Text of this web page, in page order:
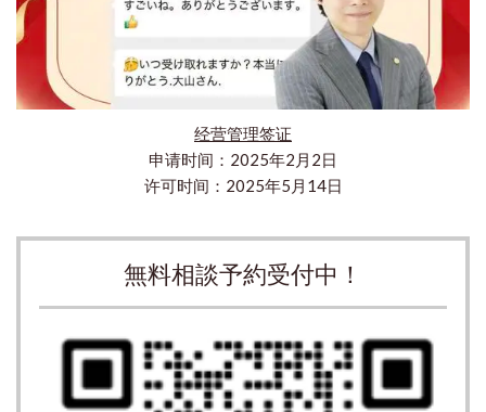
经营管理签证
申请时间：2025年2月2日
许可时间：2025年5月14日
無料相談予約受付中！